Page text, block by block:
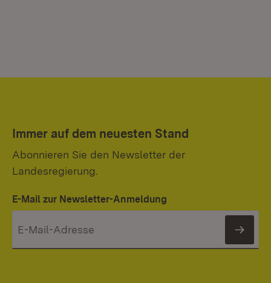
Immer auf dem neuesten Stand
Abonnieren Sie den Newsletter der
Landesregierung.
E-Mail zur Newsletter-Anmeldung